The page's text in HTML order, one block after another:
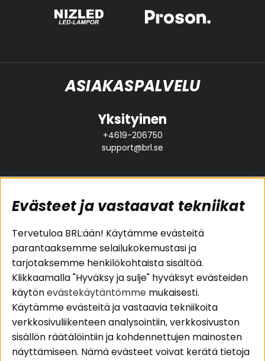
ASIAKASPALVELU
Yksityinen
+4619-206750
support@brl.se
Suositut sivut
Pakettiratkaisut
Autostereot
Kaiuttimet
Päätevahvistimet
Lisätarvikkeet
Kaapelit
Asiakaspalvelu
Evästeet
Huolto- ja
takuutiedot
Ostoehdot
Palautus
Tietosuojapolitiikka
Evästeet ja vastaavat tekniikat
Tervetuloa BRL:ään! Käytämme evästeitä
parantaaksemme selailukokemustasi ja
tarjotaksemme henkilökohtaista sisältöä.
Klikkaamalla "Hyväksy ja sulje" hyväksyt evästeiden
käytönevästekäytäntömme mukaisesti.
Käytämme evästeitä ja vastaavia tekniikoita
verkkosivuliikenteen analysointiin, verkkosivuston
sisällön räätälöintiin ja kohdennettujen mainosten
näyttämiseen. Nämä evästeet voivat kerätä tietoja